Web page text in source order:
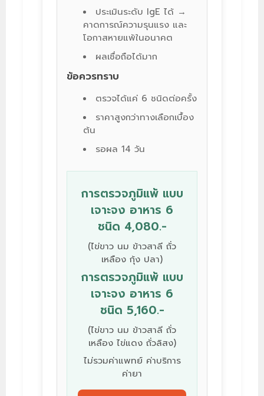
ประเมินระดับ IgE ได้ →
คาดการณ์ความรุนแรง และ
โอกาสหายแพ้ในอนาคต
ผลเชื่อถือได้มาก
ข้อควรทราบ
ตรวจได้แค่ 6 ชนิดต่อครั้ง
ราคาสูงกว่าทางเลือกเบื้อง
ต้น
รอผล 14 วัน
การตรวจภูมิแพ้ แบบ
เจาะจง อาหาร 6
ชนิด 4,080.-
(ไข่ขาว นม ข้าวสาลี ถั่ว
เหลือง กุ้ง ปลา)
การตรวจภูมิแพ้ แบบ
เจาะจง อาหาร 6
ชนิด 5,160.-
(ไข่ขาว นม ข้าวสาลี ถั่ว
เหลือง ไข่แดง ถั่วลิสง)
ไม่รวมค่าแพทย์ ค่าบริการ
ค่ายา